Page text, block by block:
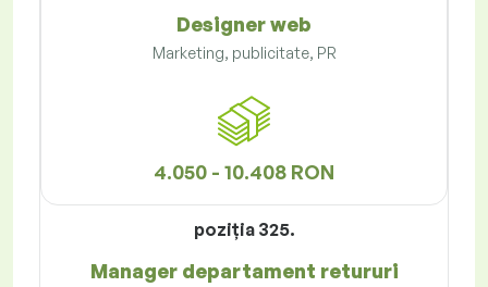
Designer web
Marketing, publicitate, PR
4.050 - 10.408 RON
poziţia 325.
Manager departament retururi